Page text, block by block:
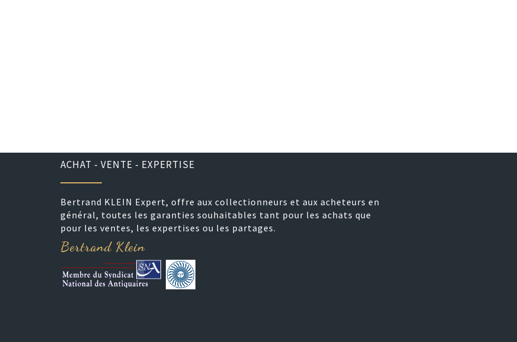
ACHAT - VENTE - EXPERTISE
Bertrand KLEIN Expert, offre aux collectionneurs et aux acheteurs en
général, toutes les garanties souhaitables tant pour les achats que
pour les ventes, les expertises ou les partages.
Bertrand Klein